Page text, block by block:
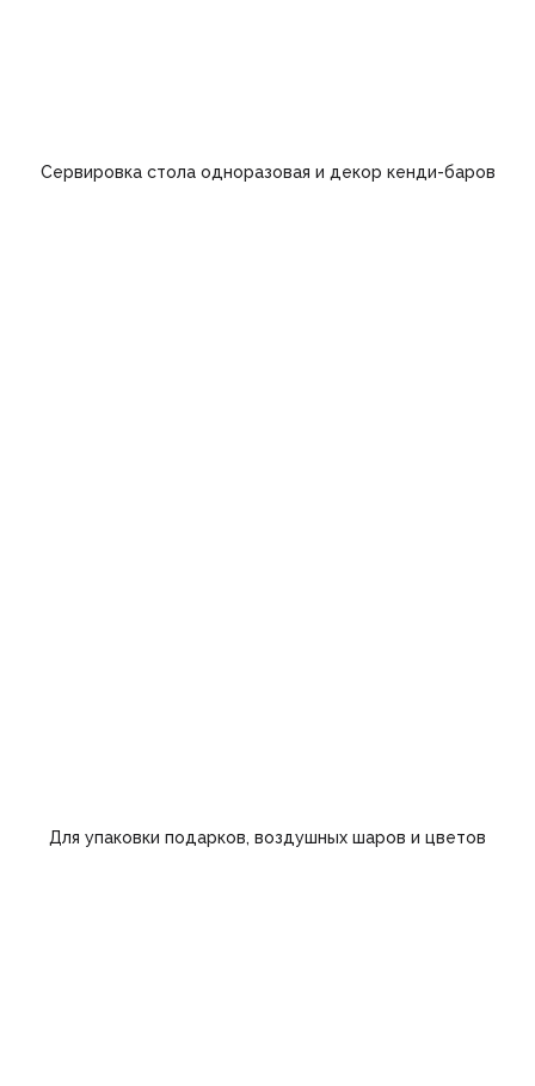
Сервировка стола одноразовая и декор кенди-баров
Для упаковки подарков, воздушных шаров и цветов